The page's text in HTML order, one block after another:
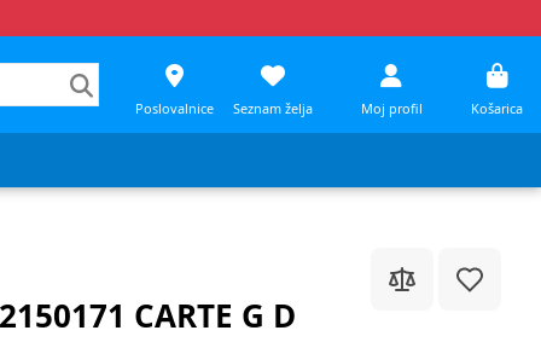
Poslovalnice Seznam želja Moj profil Košarica
CARTE G D